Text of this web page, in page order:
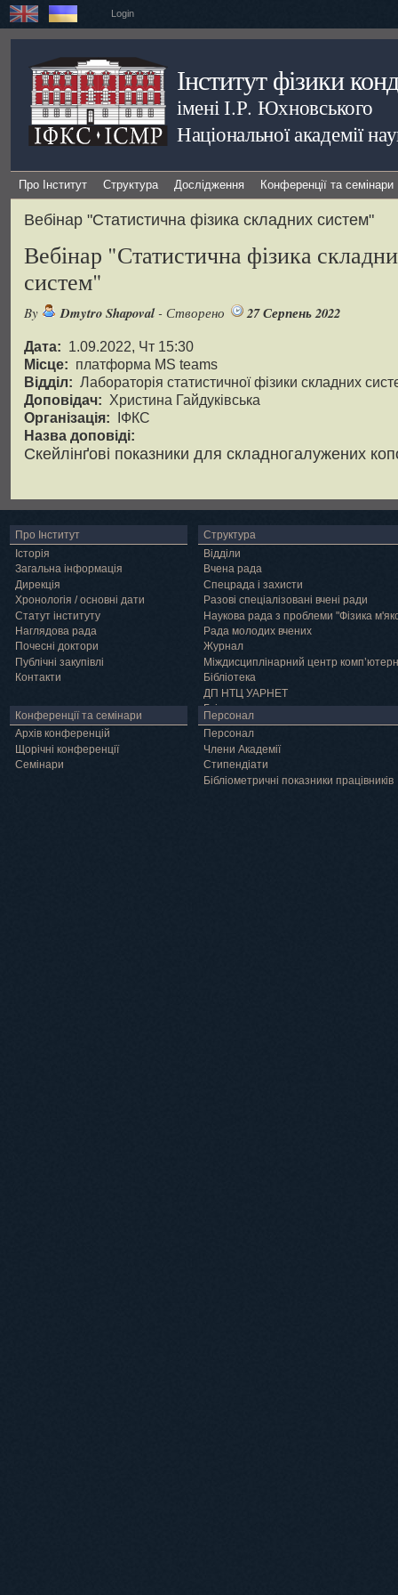
Login
Інститут фізики
імені І.Р. Юхновського
Національної академії
Про Інститут Структура Дослідження Конференції та семінари
Вебінар "Статистична фізика складних систем"
Вебінар "Статистична фізика
систем"
By Dmytro Shapoval- Створено 27 Серпень 2022
Дата: 1.09.2022, Чт 15:30
Місце: платформа MS teams
Відділ: Лабораторія статистичної фізики складних
Доповідач: Христина Гайдуківська
Організація:
ІФКС
Назва доповіді:
Скейлінґові показники для складногалужених
Про Інститут
Історія
Загальна інформація
Дирекція
Хронологія / основні дати
Статут інституту
Наглядова рада
Почесні доктори
Публічні закупівлі
Контакти
Структура
Відділи
Вчена рада
Спецрада і захисти
Разові спеціалізовані вчені ради
Наукова рада з проблеми "Фізика
Рада молодих вчених
Журнал
Міждисциплінарний центр
Бібліотека
ДП НТЦ УАРНЕТ
Грід
Конференції та семінари
Архів конференцій
Щорічні конференції
Семінари
Персонал
Персонал
Члени Академії
Cтипендіати
Бібліометричні показники працівників